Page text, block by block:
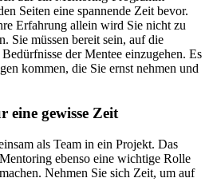
Seiten eine spannende Zeit bevor.
Erfahrung allein wird Sie nicht zu
Sie müssen bereit sein, auf die
der Mentee einzugehen. Es
kommen, die Sie ernst nehmen und
eine gewisse Zeit
als Team in ein Projekt. Das
ebenso eine wichtige Rolle
Nehmen Sie sich Zeit, um auf